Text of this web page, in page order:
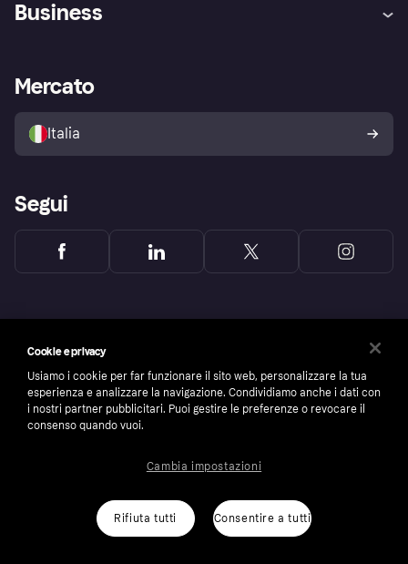
Esplora i negozi
Politica di protezione
dell'acquirente Klarna
Business
Accesso aziende
Mercato
Italia
Segui
number: 556737-0431
Cookies Klarna.com
Cookie e privacy
Usiamo i cookie per far funzionare il sito web, personalizzare la tua
esperienza e analizzare la navigazione. Condividiamo anche i dati con
i nostri partner pubblicitari. Puoi gestire le preferenze o revocare il
consenso quando vuoi.
Rifiuta tutti Consentire a tutti
Cambia impostazioni